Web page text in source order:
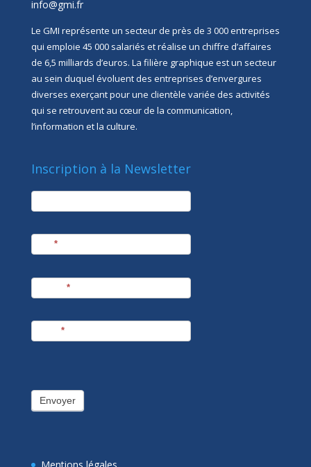
info@gmi.fr
Le GMI représente un secteur de près de 3 000 entreprises
qui emploie 45 000 salariés et réalise un chiffre d’affaires
de 6,5 milliards d’euros. La filière graphique est un secteur
au sein duquel évoluent des entreprises d’envergures
diverses exerçant pour une clientèle variée des activités
qui se retrouvent au cœur de la communication,
l’information et la culture.
Inscription à la Newsletter
newsletter
*
*
*
Envoyer